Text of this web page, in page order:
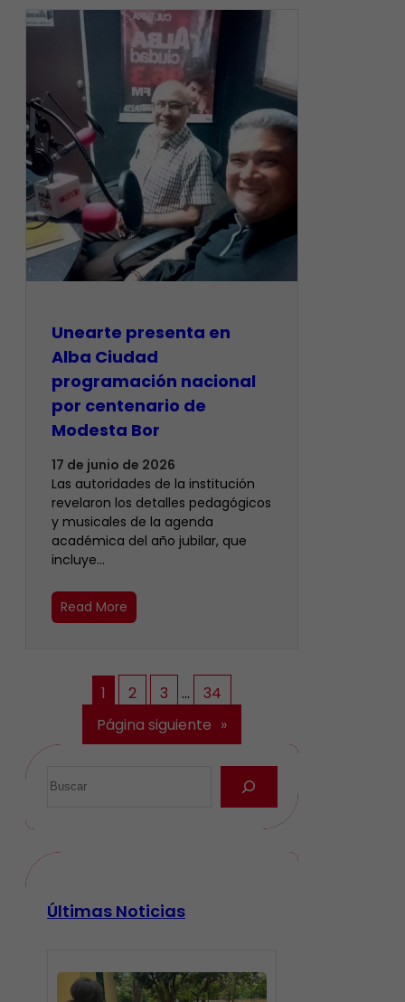
​Unearte presenta en
Alba Ciudad
programación nacional
por centenario de
Modesta Bor
17 de junio de 2026
Las autoridades de la institución
revelaron los detalles pedagógicos
y musicales de la agenda
académica del año jubilar, que
incluye…
Read More
1 2 3 …
34
Página siguiente »
Últimas Noticias